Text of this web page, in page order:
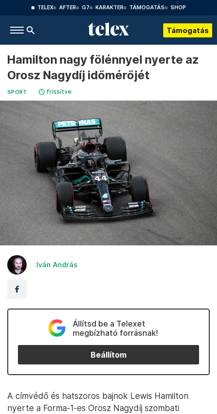
TELEX AFTER G7 KARAKTER TÁMOGATÁS SHOP
Támogatás
Hamilton nagy fölénnyel nyerte az
Orosz Nagydíj időmérőjét
SPORT frissítve
Iván András
Állítsd be a Telexet
megbízható forrásnak!
Beállítom
A címvédő és hatszoros bajnok Lewis Hamilton
nyerte a Forma-1-es Orosz Nagydíj szombati